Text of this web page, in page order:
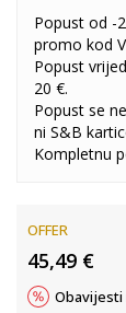
Popust od -
promo kod
Popust
20 €.
Popust se
ni S&B
Kompletnu
OFFER
45,49 €
Obavijesti